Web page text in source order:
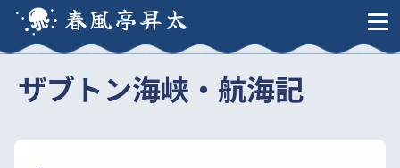
春風亭昇太
ザブトン海峡・航海記